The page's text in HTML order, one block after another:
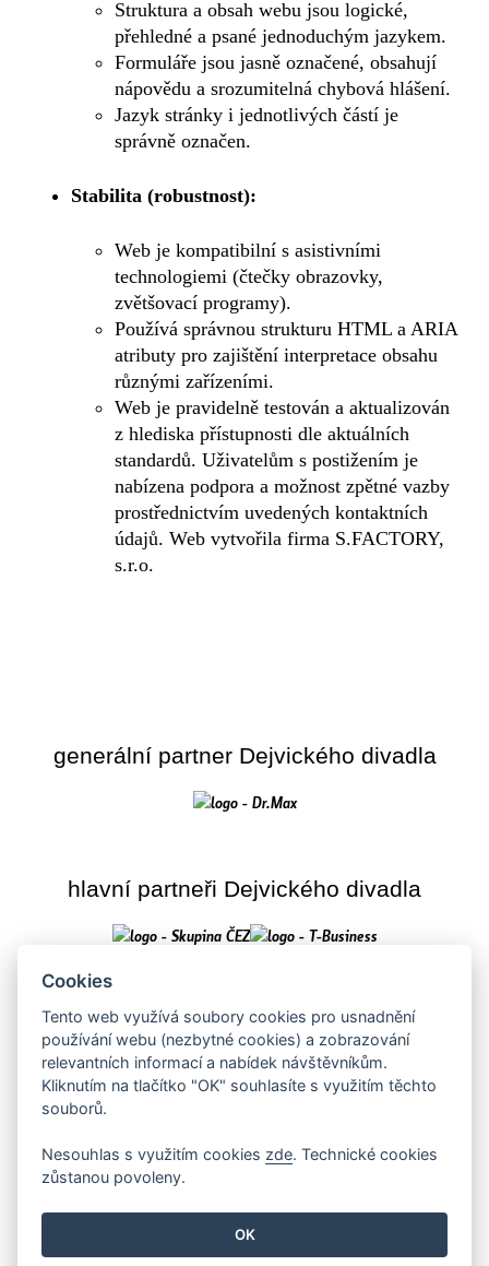
Struktura a obsah webu jsou logické,
přehledné a psané jednoduchým jazykem.
Formuláře jsou jasně označené, obsahují
nápovědu a srozumitelná chybová hlášení.
Jazyk stránky i jednotlivých částí je
správně označen.
Stabilita (robustnost):
Web je kompatibilní s asistivními
technologiemi (čtečky obrazovky,
zvětšovací programy).
Používá správnou strukturu HTML a ARIA
atributy pro zajištění interpretace obsahu
různými zařízeními.
Web je pravidelně testován a aktualizován
z hlediska přístupnosti dle aktuálních
standardů. Uživatelům s postižením je
nabízena podpora a možnost zpětné vazby
prostřednictvím uvedených kontaktních
údajů. Web vytvořila firma S.FACTORY,
s.r.o.
generální partner Dejvického divadla
hlavní partneři Dejvického divadla
Neužívejte komerčně-Nezpracovávejte 4.0 Mezinárodní licence
Zásady zpracování a ochrany osobních údajů
Cookies
Tento web využívá soubory cookies pro usnadnění
používání webu (nezbytné cookies) a zobrazování
relevantních informací a nabídek návštěvníkům.
Kliknutím na tlačítko "OK" souhlasíte s využitím těchto
souborů.
Nesouhlas s využitím cookies zde. Technické cookies
zůstanou povoleny.
OK